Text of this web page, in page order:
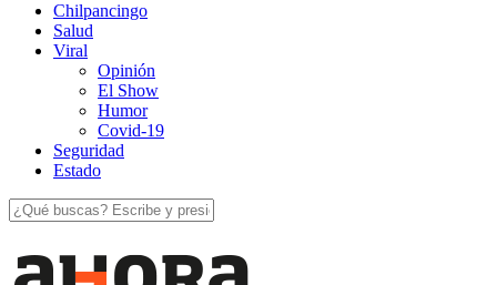
Chilpancingo
Salud
Viral
Opinión
El Show
Humor
Covid-19
Seguridad
Estado